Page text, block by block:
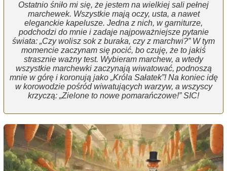
Ostatnio śniło mi się, że jestem na wielkiej sali pełnej
marchewek. Wszystkie mają oczy, usta, a nawet
eleganckie kapelusze. Jedna z nich, w garniturze,
podchodzi do mnie i zadaje najpoważniejsze pytanie
świata: „Czy wolisz sok z buraka, czy z marchwi?” W tym
momencie zaczynam się pocić, bo czuję, że to jakiś
strasznie ważny test. Wybieram marchew, a wtedy
wszystkie marchewki zaczynają wiwatować, podnoszą
mnie w górę i koronują jako „Króla Sałatek”! Na koniec idę
w korowodzie pośród wiwatujących warzyw, a wszyscy
krzyczą: „Zielone to nowe pomarańczowe!” SIC!